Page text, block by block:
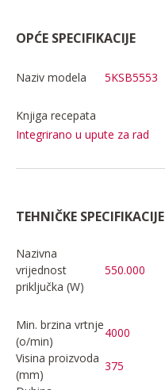
OPĆE SPECIFIKACIJE
Naziv modela 5KSB5553
Knjiga recepata
Integrirano u upute za rad
TEHNIČKE SPECIFIKACIJE
Nazivna
vrijednost
priključka (W)
550.000
Min. brzina vrtnje
(o/min)
4000
Visina proizvoda
(mm)
375